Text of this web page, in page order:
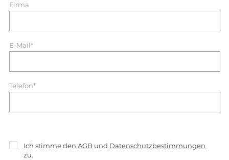
Firma
E-Mail*
Telefon*
Ich stimme den AGB und Datenschutzbestimmungen
zu.